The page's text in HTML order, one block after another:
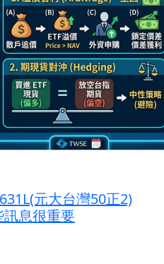
元大台灣50正2)
訊息很重要